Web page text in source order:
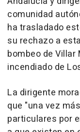
comunidad
ha trasladado
su rechazo a
bombeo de Villar
incendiado de
La dirigente
que "una vez
particulares por